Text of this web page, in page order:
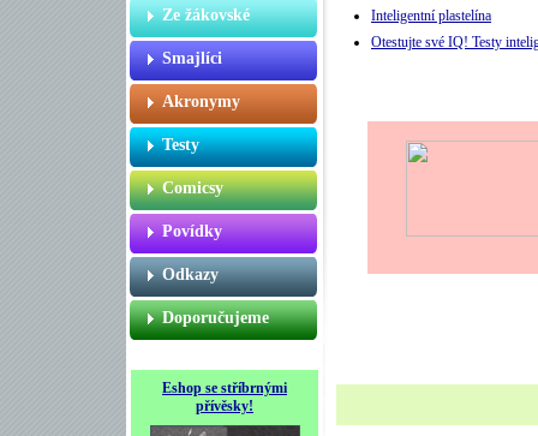
Ze žákovské
Smajlíci
Akronymy
Testy
Comicsy
Povídky
Odkazy
Doporučujeme
Eshop se stříbrnými
přívěsky!
Inteligentní plastelína
Otestujte své IQ! Testy